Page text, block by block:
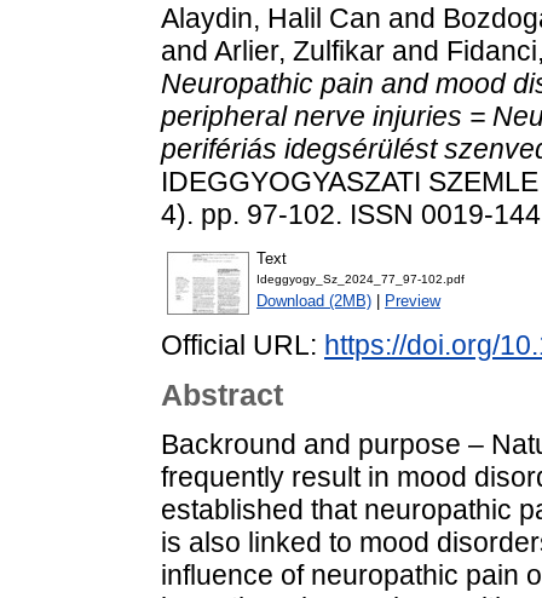
Alaydin, Halil Can and
and Arlier, Zulfikar and
Neuropathic pain and mood
peripheral nerve injuries =
perifériás idegsérülést
IDEGGYOGYASZATI
4). pp. 97-102. ISSN 0019-
Text
Ideggyogy_Sz_2024_77_97-102.pdf
Download (2MB) Preview
Official URL: https://doi.org/
Abstract
Backround and purpose –
frequently result in mood
established that neuropathic
is also linked to mood
influence of neuropathic pain